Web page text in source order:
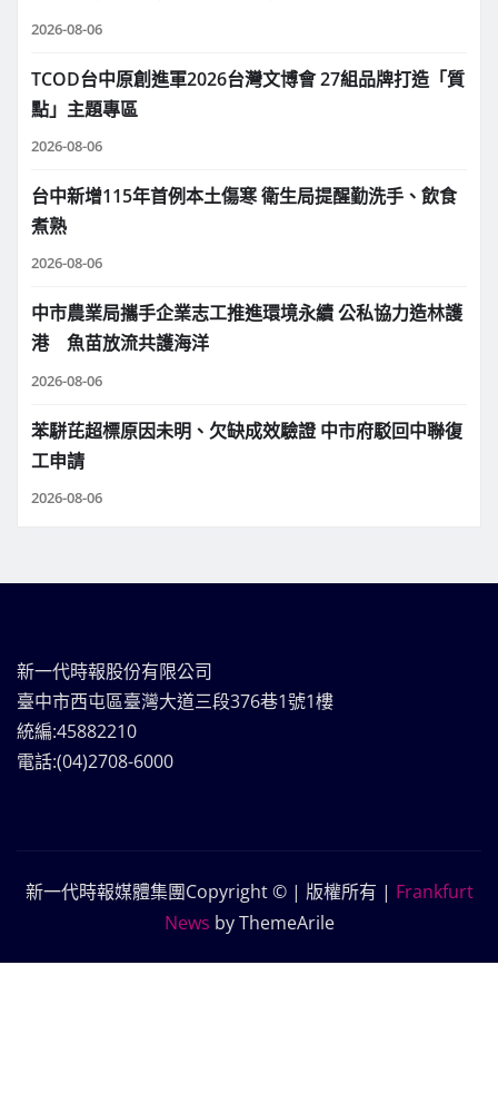
2026-08-06
TCOD台中原創進軍2026台灣文博會 27組品牌打造「質
點」主題專區
2026-08-06
台中新增115年首例本土傷寒 衛生局提醒勤洗手、飲食
煮熟
2026-08-06
中市農業局攜手企業志工推進環境永續 公私協力造林護
港 魚苗放流共護海洋
2026-08-06
苯駢芘超標原因未明、欠缺成效驗證 中市府駁回中聯復
工申請
2026-08-06
新一代時報股份有限公司
臺中市西屯區臺灣大道三段376巷1號1樓
統編:45882210
電話:(04)2708-6000
新一代時報媒體集團Copyright © | 版權所有 | Frankfurt
News by ThemeArile